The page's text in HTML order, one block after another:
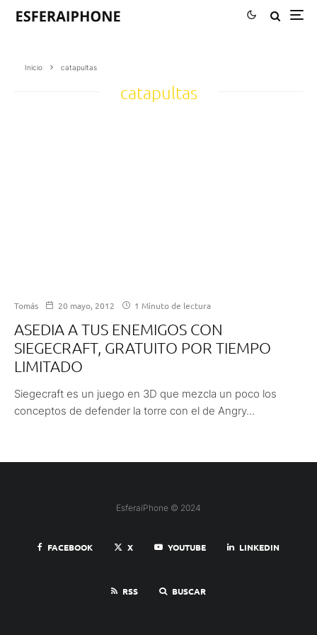
Inicio catapultas
catapultas
Tomás 20 mayo, 2012 1 Minuto de lectura
ASEDIA A TUS ENEMIGOS CON
SIEGECRAFT, GRATUITO POR TIEMPO
LIMITADO
Siegecraft es un juego en 3D que mezcla un poco los
conceptos de defender la torre con el de Angry...
EsferaiPhone © 2024
FACEBOOK X YOUTUBE LINKEDIN
RSS BUSCAR